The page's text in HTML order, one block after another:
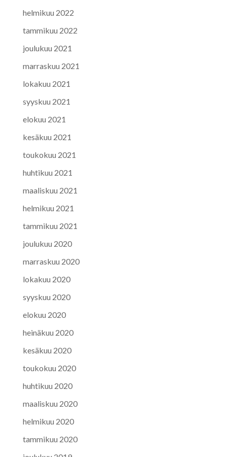
helmikuu 2022
tammikuu 2022
joulukuu 2021
marraskuu 2021
lokakuu 2021
syyskuu 2021
elokuu 2021
kesäkuu 2021
toukokuu 2021
huhtikuu 2021
maaliskuu 2021
helmikuu 2021
tammikuu 2021
joulukuu 2020
marraskuu 2020
lokakuu 2020
syyskuu 2020
elokuu 2020
heinäkuu 2020
kesäkuu 2020
toukokuu 2020
huhtikuu 2020
maaliskuu 2020
helmikuu 2020
tammikuu 2020